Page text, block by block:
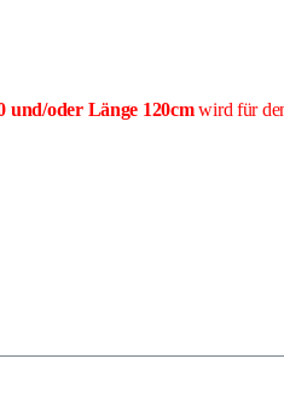
und/oder Länge 120cmwird für